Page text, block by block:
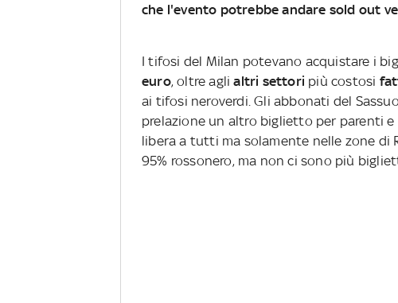
che l'evento potrebbe andare sold out
I tifosi del Milan potevano acquistare i
euro, oltre aglialtri settori più costosi
ai tifosi neroverdi. Gli abbonati del
prelazione un altro biglietto per parenti
libera a tutti ma solamente nelle zone di
95% rossonero, ma non ci sono più